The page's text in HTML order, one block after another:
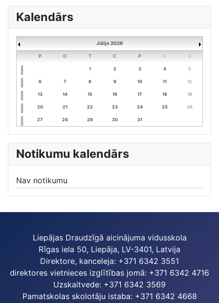
Kalendārs
Jūlijs 2026
P O T C P S S
1 2 3 4 5
6 7 8 9 10 11 12
13 14 15 16 17 18 19
20 21 22 23 24 25 26
27 28 29 30 31
Notikumu kalendārs
Nav notikumu
Liepājas Draudzīgā aicinājuma vidusskola
Rīgas iela 50, Liepāja, LV-3401, Latvija
Direktore, kanceleja: +371 6342 3551
direktores vietnieces izglītības jomā: +371 6342 4716
Uzskaitvede: +371 6342 3569
Pamatskolas skolotāju istaba: +371 6342 4668